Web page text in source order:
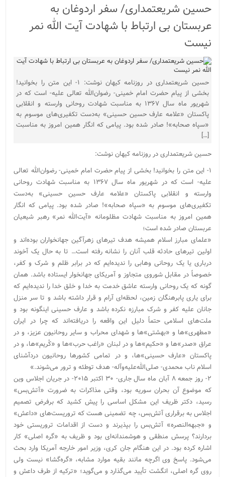
حسین شریعتمداری/ سفر اردوغان به
عربستان بی ارتباط با شهادت آیت الله نمر
نیست
حسین شریعتمداری در روزنامه کیهان نوشت: ۱- این متن را بخوانید!
بخشی از پیام حضرت امام خمینی- رضوان‌الله تعالی علیه- است که در
شهریور ماه سال ۱۳۶۷ به مناسبت شهادت روحانی وارسته و انقلابی
پاکستان «علامه عارف حسین حسینی» به‌دست تکفیری‌های موسوم به
«سپاه صحابه»! صادر شده بود. پیامی که انگار همین امروز به مناسبت
[…]
حسین شریعتمداری در روزنامه کیهان نوشت:
۱- این متن را بخوانید! بخشی از پیام حضرت امام خمینی- رضوان‌الله تعالی
علیه- است که در شهریور ماه سال ۱۳۶۷ به مناسبت شهادت روحانی
وارسته و انقلابی پاکستان «علامه عارف حسین حسینی» به‌دست
تکفیری‌های موسوم به «سپاه صحابه»! صادر شده بود. پیامی که انگار
همین امروز به مناسبت شهادت مظلومانه «آیت‌الله نمر» رهبر شیعیان
عربستان صادر شده است؛
«علمای مبارز اسلام همیشه هدف تیرهای زهرآگین جهانخواران بوده‌اند و
اولین تیرهای حادثه قلب آنان را نشانه رفته است… تا به حال یک آخوند
درباری یا یک روحانی وهابی را ندیده‌ایم که در برابر ظلم و شرک و کفر،
خصوصاً در مقابل شوروی متجاوز و آمریکای جهانخوار ایستاده باشد. همان
گونه که یک روحانی وارسته عاشق خدمت به خدا و خلق خدا را ندیده‌ایم که
برای یاری پابرهنگان زمین، لحظه‌ای آرام و قرار داشته باشد و تا سر منزل
جانان علیه کفر و شرک مبارزه نکرده باشد و عارف حسینی اینگونه بود و
ملت‌های اسلامی حتماً دلیل این واقعه را دریافته‌اند که چرا در ایران
«مطهری‌»ها و «بهشتی‌»ها و شهدای محراب و سایر روحانیون عزیز، و در
عراق «صدر»ها و «حکیم»ها و در لبنان «راغب حرب»ها و «کُریم»ها، و در
پاکستان «عارف حسینی»ها، و در تمامی کشورها روحانیون دردآشنای
اسلام ناب محمدی- صلی‌الله‌علیه‌و‌آله- هدف توطئه و ترور می‌شوند.»
۲- روز جمعه ۸ آبان ماه سال جاری- ۳۰ اکتبر ۲۰۱۵- در جریان اجلاس وین
که موضوع آن بحران سوریه بود، وقتی مذاکرات به ضرورت «آتش‌بس»
رسید، دکتر ظریف این مشکل اساسی را پیش کشید که برفرض تصمیم
اجلاس به برقراری آتش‌بس، چه تضمینی هست که تروریست‌های «داعش»
و «جبهه‌النصره» آتش‌بس را بپذیرند و دست از اقدامات تروریستی خود
بردارند؟ پرسش منطقی و هوشمندانه‌ای بود و ظریف به «گره اصلی» کار
اشاره کرده بود. در این هنگام جان کری، وزیر امور خارجه آمریکا وارد بحث
می‌شود. پاسخ وی اگرچه مانند بقیه موارد مشابه، «گره‌گشا» نیست ولی
روی گره اصلی، انگشت تأیید می‌گذارد و می‌گوید؛ «ترکیه از طرف داعش و